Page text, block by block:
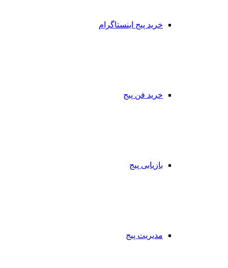
خرید پیج اینستاگرام
خرید فن پیج
بازیابی پیج
مدیریت پیج